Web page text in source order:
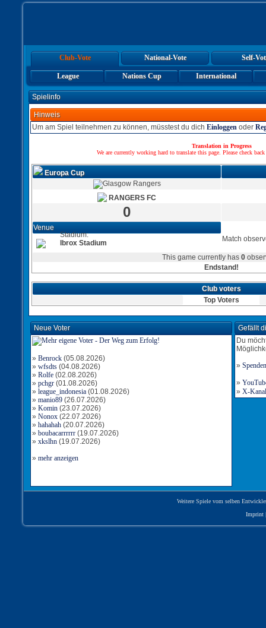
Club-Vote National-Vote Self-
League Nations Cup International
Spielinfo
Hinweis
Um am Spiel teilnehmen zu können, müsstest du dich Einloggen oder
Translation in Progress
We are currently working hard to translate this page. Please check
Europa Cup
RANGERS FC
0
Venue
Stadium:
Ibrox Stadium
Match
This game currently has 0
Endstand!
Club voters
Top Voters
Neue Voter
» Benrock (05.08.2026)
» wfsdts (04.08.2026)
» Rolfe (02.08.2026)
» pchgr (01.08.2026)
» league_indonesia (01.08.2026)
» manio89 (26.07.2026)
» Komin (23.07.2026)
» Nonox (22.07.2026)
» hahahah (20.07.2026)
» boubacarrrrrr (19.07.2026)
» xkslhn (19.07.2026)
» mehr anzeigen
Gefällt
Du
» Spenden
»
» X-
Weitere Spiele vom selben
Imprint